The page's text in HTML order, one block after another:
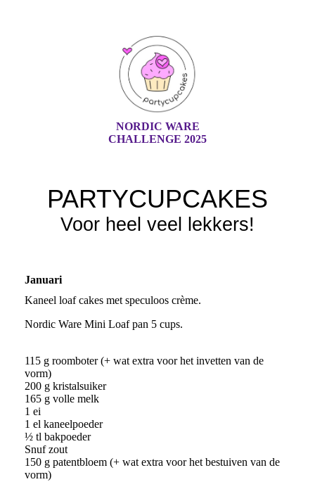
NORDIC WARE
CHALLENGE 2025
PARTYCUPCAKES
Voor heel veel lekkers!
Januari
Kaneel loaf cakes met speculoos crème.
Nordic Ware Mini Loaf pan 5 cups.
115 g roomboter (+ wat extra voor het invetten van de
vorm)
200 g kristalsuiker
165 g volle melk
1 ei
1 el kaneelpoeder
½ tl bakpoeder
Snuf zout
150 g patentbloem (+ wat extra voor het bestuiven van de
vorm)